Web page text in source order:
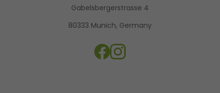
Gabelsbergerstrasse 4
80333 Munich, Germany